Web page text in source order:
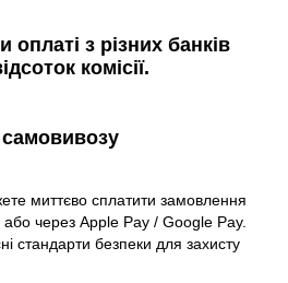
оплаті з різних банків
комісії.
миттєво сплатити замовлення
або через Apple Pay / Google Pay.
стандарти безпеки для захисту